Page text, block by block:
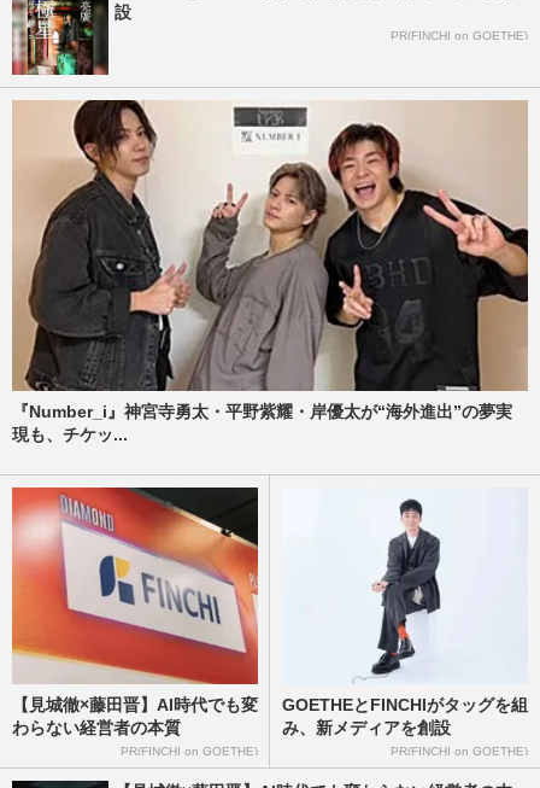
設
PR(FINCHI on GOETHE)
『Number_i』神宮寺勇太・平野紫耀・岸優太が“海外進出”の夢実
現も、チケッ...
【見城徹×藤田晋】AI時代でも変
わらない経営者の本質
PR(FINCHI on GOETHE)
GOETHEとFINCHIがタッグを組
み、新メディアを創設
PR(FINCHI on GOETHE)